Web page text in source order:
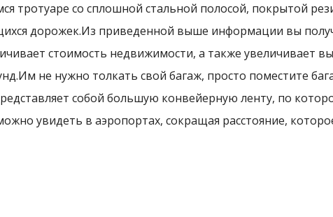
тротуаре со сплошной стальной полосой, покрытой
дорожек.Из приведенной выше информации вы
стоимость недвижимости, а также увеличивает
не нужно толкать свой багаж, просто поместите
собой большую конвейерную ленту, по
увидеть в аэропортах, сокращая расстояние,